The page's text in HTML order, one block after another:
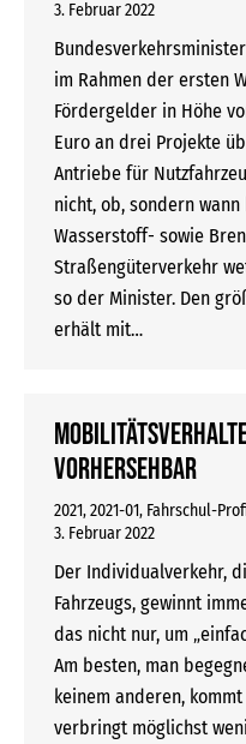
3. Februar 2022
im Rahmen der ersten
Fördergelder in Höhe
Euro an drei Projekte
Antriebe für
nicht, ob, sondern
Wasserstoff- sowie
Straßengüterverkehr
so der Minister. Den
erhält mit…
vorhersehbar
2021,2021-01, Fahrschul-
3. Februar 2022
Der Individualverkehr,
Fahrzeugs, gewinnt
das nicht nur, um
Am besten, man
keinem anderen,
verbringt möglichst